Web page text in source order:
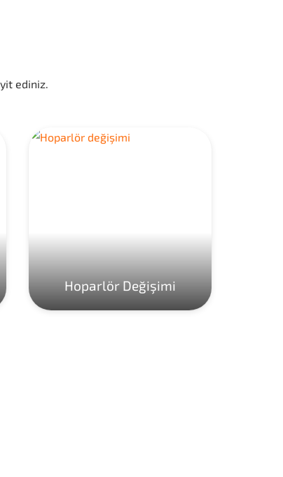
ediniz.
Hoparlör Değişimi